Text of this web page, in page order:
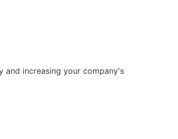
and increasing your company's